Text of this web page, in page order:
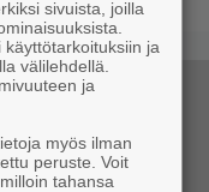
sivuista, joilla
ja
välilehdellä.
ja
myös ilman
peruste. Voit
tahansa